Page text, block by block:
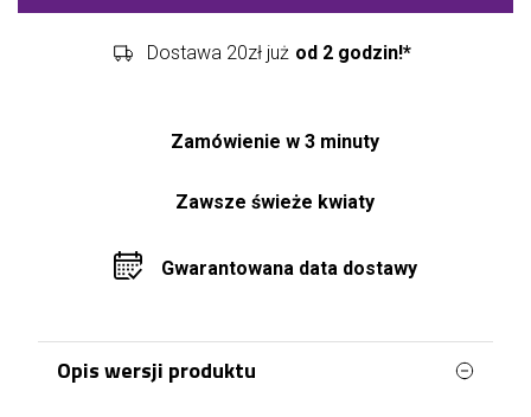
Dostawa 20zł już od 2 godzin!*
Zamówienie w 3 minuty
Zawsze świeże kwiaty
Gwarantowana data dostawy
Opis wersji produktu